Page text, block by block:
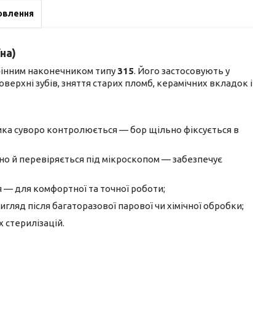
наконечником типу315. Його застосовують у
зубів, зняття старих пломб, керамічних вкладок і
суворо контролюється — бор щільно фіксується в
й перевіряється під мікроскопом — забезпечує
для комфортної та точної роботи;
після багаторазової парової чи хімічної обробки;
стерилізацій.